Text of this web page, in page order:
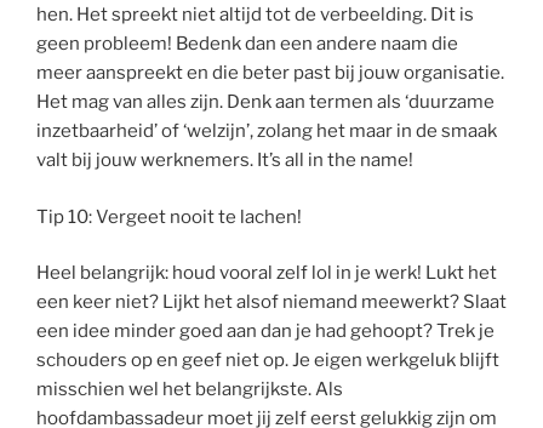
hen. Het spreekt niet altijd tot de verbeelding. Dit is
geen probleem! Bedenk dan een andere naam die
meer aanspreekt en die beter past bij jouw organisatie.
Het mag van alles zijn. Denk aan termen als ‘duurzame
inzetbaarheid’ of ‘welzijn’, zolang het maar in de smaak
valt bij jouw werknemers. It’s all in the name!
Tip 10: Vergeet nooit te lachen!
Heel belangrijk: houd vooral zelf lol in je werk! Lukt het
een keer niet? Lijkt het alsof niemand meewerkt? Slaat
een idee minder goed aan dan je had gehoopt? Trek je
schouders op en geef niet op. Je eigen werkgeluk blijft
misschien wel het belangrijkste. Als
hoofdambassadeur moet jij zelf eerst gelukkig zijn om